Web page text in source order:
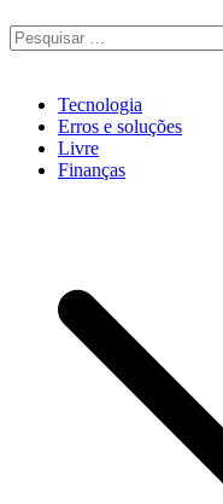
Tecnologia
Erros e soluções
Livre
Finanças